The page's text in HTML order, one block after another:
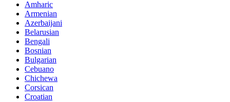
Amharic
Armenian
Azerbaijani
Belarusian
Bengali
Bosnian
Bulgarian
Cebuano
Chichewa
Corsican
Croatian